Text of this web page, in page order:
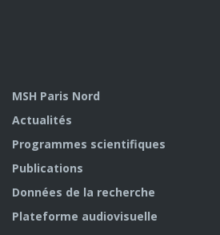
MSH Paris Nord
Actualités
Programmes scientifiques
Publications
Données de la recherche
Plateforme audiovisuelle